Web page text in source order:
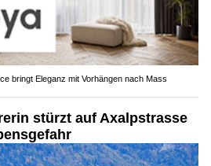
bringt Eleganz mit Vorhängen nach Mass
stürzt auf Axalpstrasse